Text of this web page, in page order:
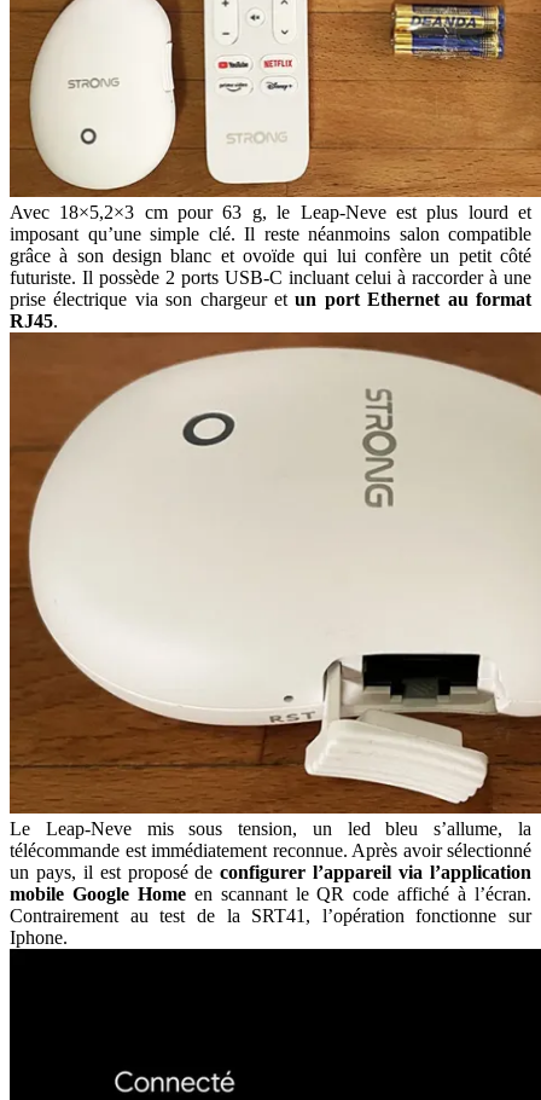
Avec 18×5,2×3 cm pour 63 g, le Leap-Neve est plus lourd et
imposant qu’une simple clé. Il reste néanmoins salon compatible
grâce à son design blanc et ovoïde qui lui confère un petit côté
futuriste. Il possède 2 ports USB-C incluant celui à raccorder à une
prise électrique via son chargeur etun port Ethernet au format
RJ45.
Le Leap-Neve mis sous tension, un led bleu s’allume, la
télécommande est immédiatement reconnue. Après avoir sélectionné
un pays, il est proposé de configurer l’appareil via l’application
mobile Google Homeen scannant le QR code affiché à l’écran.
Contrairement au test de la SRT41, l’opération fonctionne sur
Iphone.